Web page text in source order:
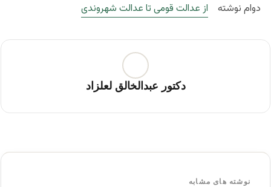
دوام نوشته از عدالت قومی تا عدالت شهروندی
دکتور عبدالخالق لعلزاد
نوشته های مشابه